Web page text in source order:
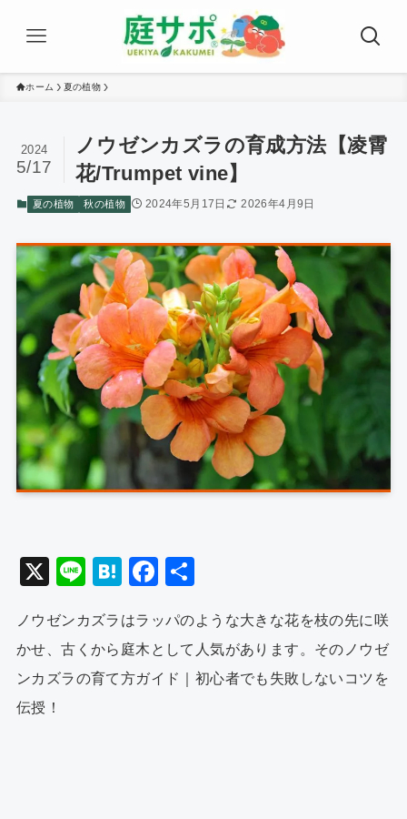
ホーム 夏の植物
ノウゼンカズラの育成方法【凌霄
花/Trumpet vine】
2024
5/17
夏の植物 秋の植物 2024年5月17日 2026年4月9日
X
Li
e
H
e
n
a
F
c
e
b
ノウゼンカズラはラッパのような大きな花を枝の先に咲
かせ、古くから庭木として人気があります。そのノウゼ
ンカズラの育て方ガイド｜初心者でも失敗しないコツを
伝授！